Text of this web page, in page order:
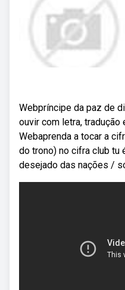
Webpríncipe da paz de
ouvir com letra, tradução
Webaprenda a tocar a
do trono) no cifra club
desejado das nações /